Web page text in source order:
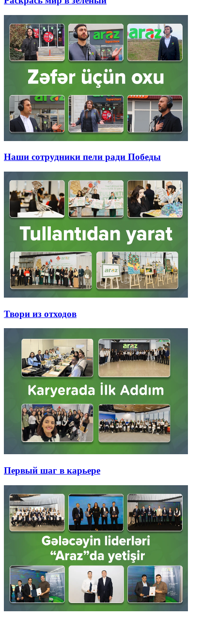
Наши сотрудники пели ради Победы
Твори из отходов
Первый шаг в карьере